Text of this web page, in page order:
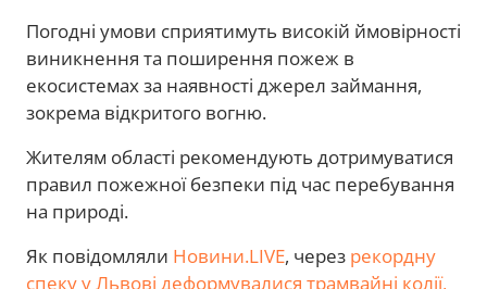
Погодні умови сприятимуть високій ймовірності
виникнення та поширення пожеж в
екосистемах за наявності джерел займання,
зокрема відкритого вогню.
Жителям області рекомендують дотримуватися
правил пожежної безпеки під час перебування
на природі.
Як повідомляли Новини.LIVE, через рекордну
спеку у Львові деформувалися трамвайні колії,